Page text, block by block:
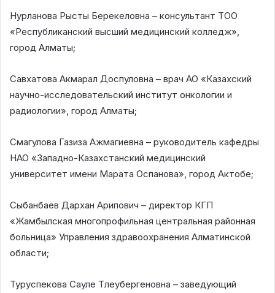
Нурланова Рысты Берекеловна – консультант ТОО
«Республиканский высший медицинский колледж»,
город Алматы;
Савхатова Акмарал Доспуловна – врач АО «Казахский
научно-исследовательский институт онкологии и
радиологии», город Алматы;
Смагулова Газиза Ажмагиевна – руководитель кафедры
НАО «Западно-Казахстанский медицинский
университет имени Марата Оспанова», город Актобе;
Сыбанбаев Дархан Арипович – директор КГП
«Жамбылская многопрофильная центральная районная
больница» Управления здравоохранения Алматинской
области;
Туруспекова Сауле Тлеубергеновна – заведующий